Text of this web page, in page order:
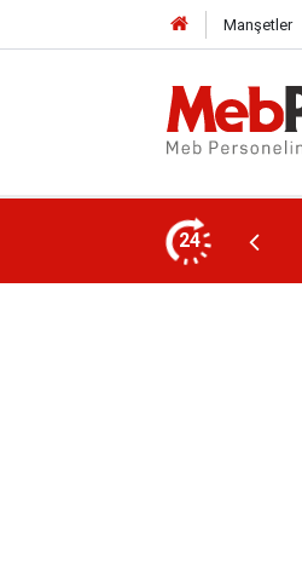
Manşetler
24
Puanlarla Öğrenci Alan